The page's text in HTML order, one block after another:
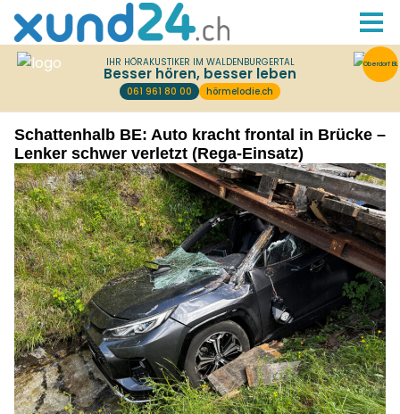
Schattenhalb BE: Auto kracht frontal in Brücke –
Lenker schwer verletzt (Rega-Einsatz)